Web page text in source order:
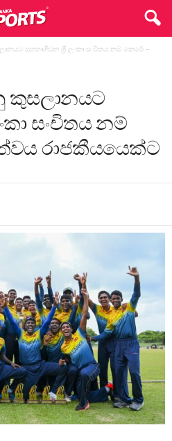
සහභාගීවන ශ්‍රී ලංකා සංචිතය නම් කෙරේ –
කුසලානයට
සංචිතය නම්
රාජකීයයෙක්ට